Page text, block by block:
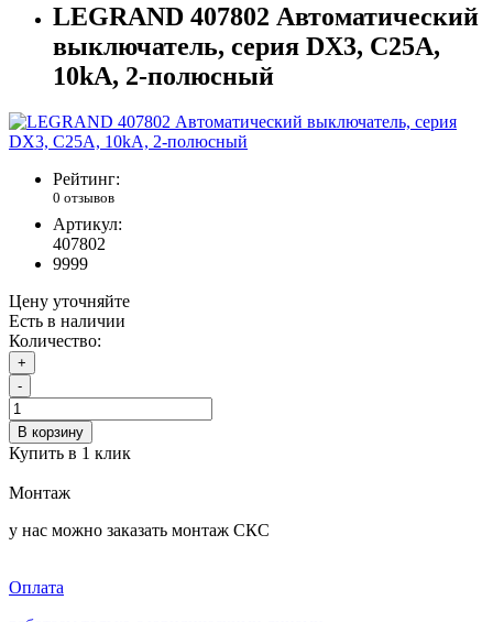
LEGRAND 407802 Автоматический
выключатель, серия DX3, С25A,
10kA, 2-полюсный
Рейтинг:
0 отзывов
Артикул:
407802
9999
Цену уточняйте
Есть в наличии
Количество:
+
-
В корзину
Купить в 1 клик
Монтаж
у нас можно заказать монтаж СКС
Оплата